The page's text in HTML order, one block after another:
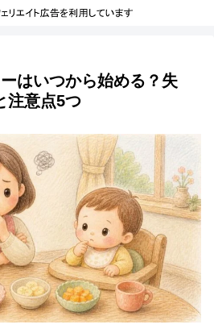
はいつから始める？失
注意点5つ